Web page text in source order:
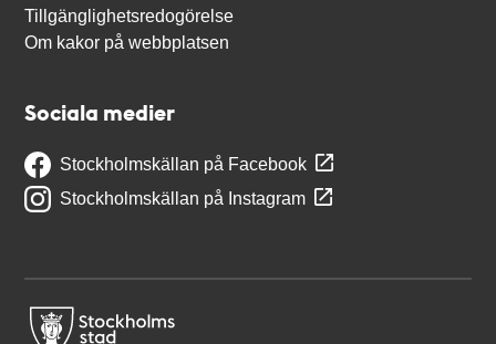
Tillgänglighetsredogörelse
Om kakor på webbplatsen
Sociala medier
Stockholmskällan på Facebook
Stockholmskällan på Instagram